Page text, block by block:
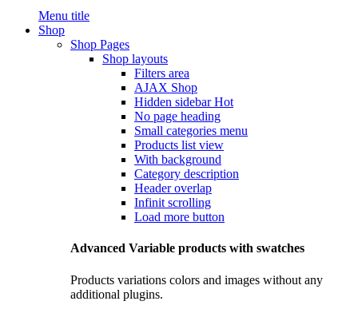
Menu title
Shop
Shop Pages
Shop layouts
Filters area
AJAX Shop
Hidden sidebarHot
No page heading
Small categories menu
Products list view
With background
Category description
Header overlap
Infinit scrolling
Load more button
Advanced Variable products with swatches
Products variations colors and images without any
additional plugins.